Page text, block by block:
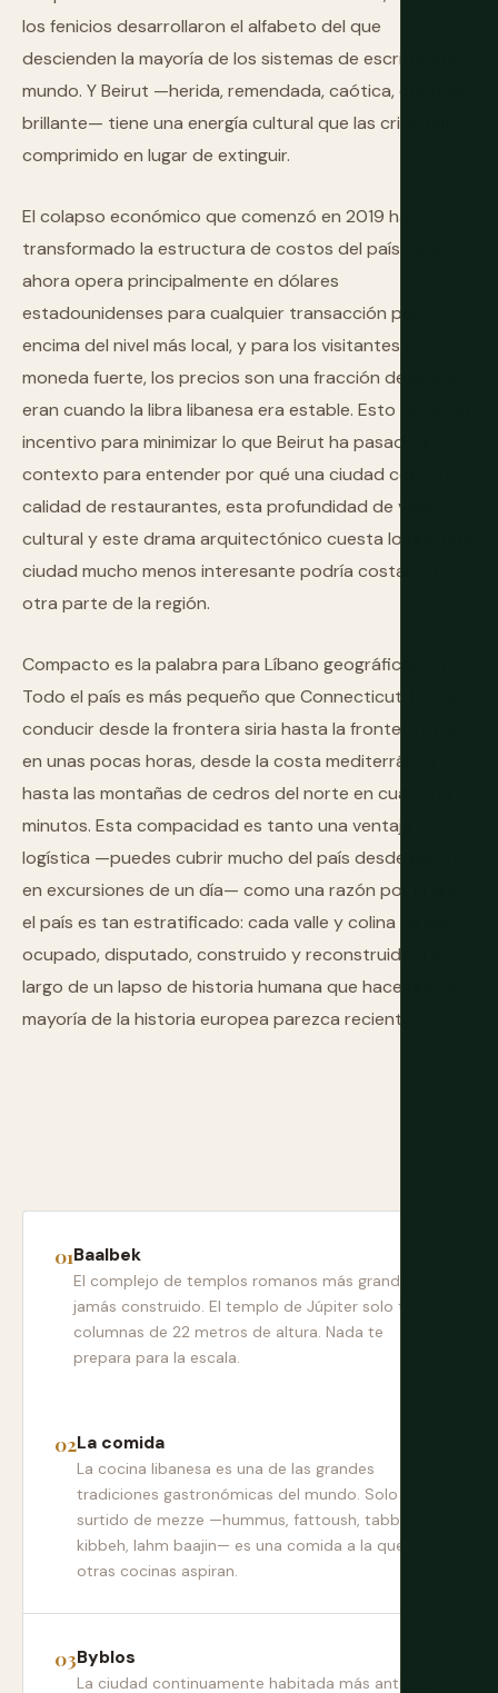
los fenicios desarrollaron el alfabeto del que
descienden la mayoría de los sistemas de escritura del
mundo. Y Beirut —herida, remendada, caótica, creativa,
brillante— tiene una energía cultural que las crisis han
comprimido en lugar de extinguir.
El colapso económico que comenzó en 2019 ha
transformado la estructura de costos del país. Líbano
ahora opera principalmente en dólares
estadounidenses para cualquier transacción por
encima del nivel más local, y para los visitantes con
moneda fuerte, los precios son una fracción de lo que
eran cuando la libra libanesa era estable. Esto no es un
incentivo para minimizar lo que Beirut ha pasado. Es
contexto para entender por qué una ciudad con esta
calidad de restaurantes, esta profundidad de vida
cultural y este drama arquitectónico cuesta lo que una
ciudad mucho menos interesante podría costar en
otra parte de la región.
Compacto es la palabra para Líbano geográficamente.
Todo el país es más pequeño que Connecticut. Puedes
conducir desde la frontera siria hasta la frontera israelí
en unas pocas horas, desde la costa mediterránea
hasta las montañas de cedros del norte en cuarenta
minutos. Esta compacidad es tanto una ventaja
logística —puedes cubrir mucho del país desde Beirut
en excursiones de un día— como una razón por la que
el país es tan estratificado: cada valle y colina ha sido
ocupado, disputado, construido y reconstruido a lo
largo de un lapso de historia humana que hace que la
mayoría de la historia europea parezca reciente.
Baalbek
El complejo de templos romanos más grande
jamás construido. El templo de Júpiter solo tenía
columnas de 22 metros de altura. Nada te
prepara para la escala.
La comida
La cocina libanesa es una de las grandes
tradiciones gastronómicas del mundo. Solo el
surtido de mezze —hummus, fattoush, tabbouleh,
kibbeh, lahm baajin— es una comida a la que
otras cocinas aspiran.
Byblos
La ciudad continuamente habitada más antigua